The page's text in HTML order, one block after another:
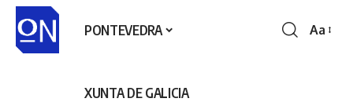
PONTEVEDRA
XUNTA DE GALICIA
Aa